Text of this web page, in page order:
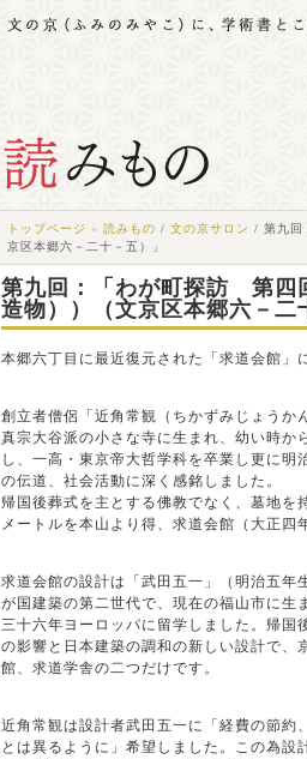
トップページ « 読みもの / 文の京サロン / 第九回
京区本郷六－二十－五）」
第九回：「わが町探訪 第四
造物））（文京区本郷六－二
本郷六丁目に最近復元された「求道会館」
創立者僧侶「近角常観（ちかずみじょうか
真宗大谷派の小さな寺に生まれ、幼い時か
し、一高・東京帝大哲学科を卒業し更に
の伝道、社会活動に深く感銘しました。
帰国後葬式を主とする佛教でなく、墓地
メートルを本山より得、求道会館（大正四
求道会館の設計は「武田五一」（明治五年
が国建築の第二世代で、現在の福山市に生
三十六年ヨーロッパに留学しました。帰国
の影響と日本建築の調和の新しい設計で、
館、求道学舎の二つだけです。
近角常観は設計者武田五一に「経費の節約
とは異るように」希望しました。この為